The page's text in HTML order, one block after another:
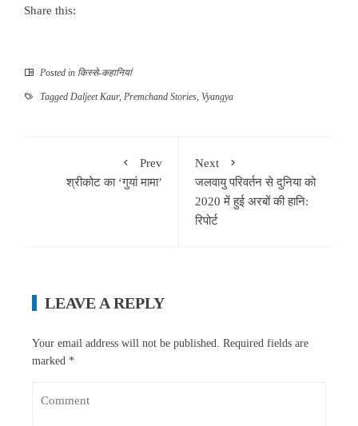
Share this:
Posted in किस्से-कहानियां
Tagged Daljeet Kaur, Premchand Stories, Vyangya
Prev
श्रीकोट का ‘गुयां मामा’
Next
जलवायु परिवर्तन से दुनिया को
2020 में हुई अरबों की हानि:
रिपोर्ट
LEAVE A REPLY
Your email address will not be published. Required fields are
marked *